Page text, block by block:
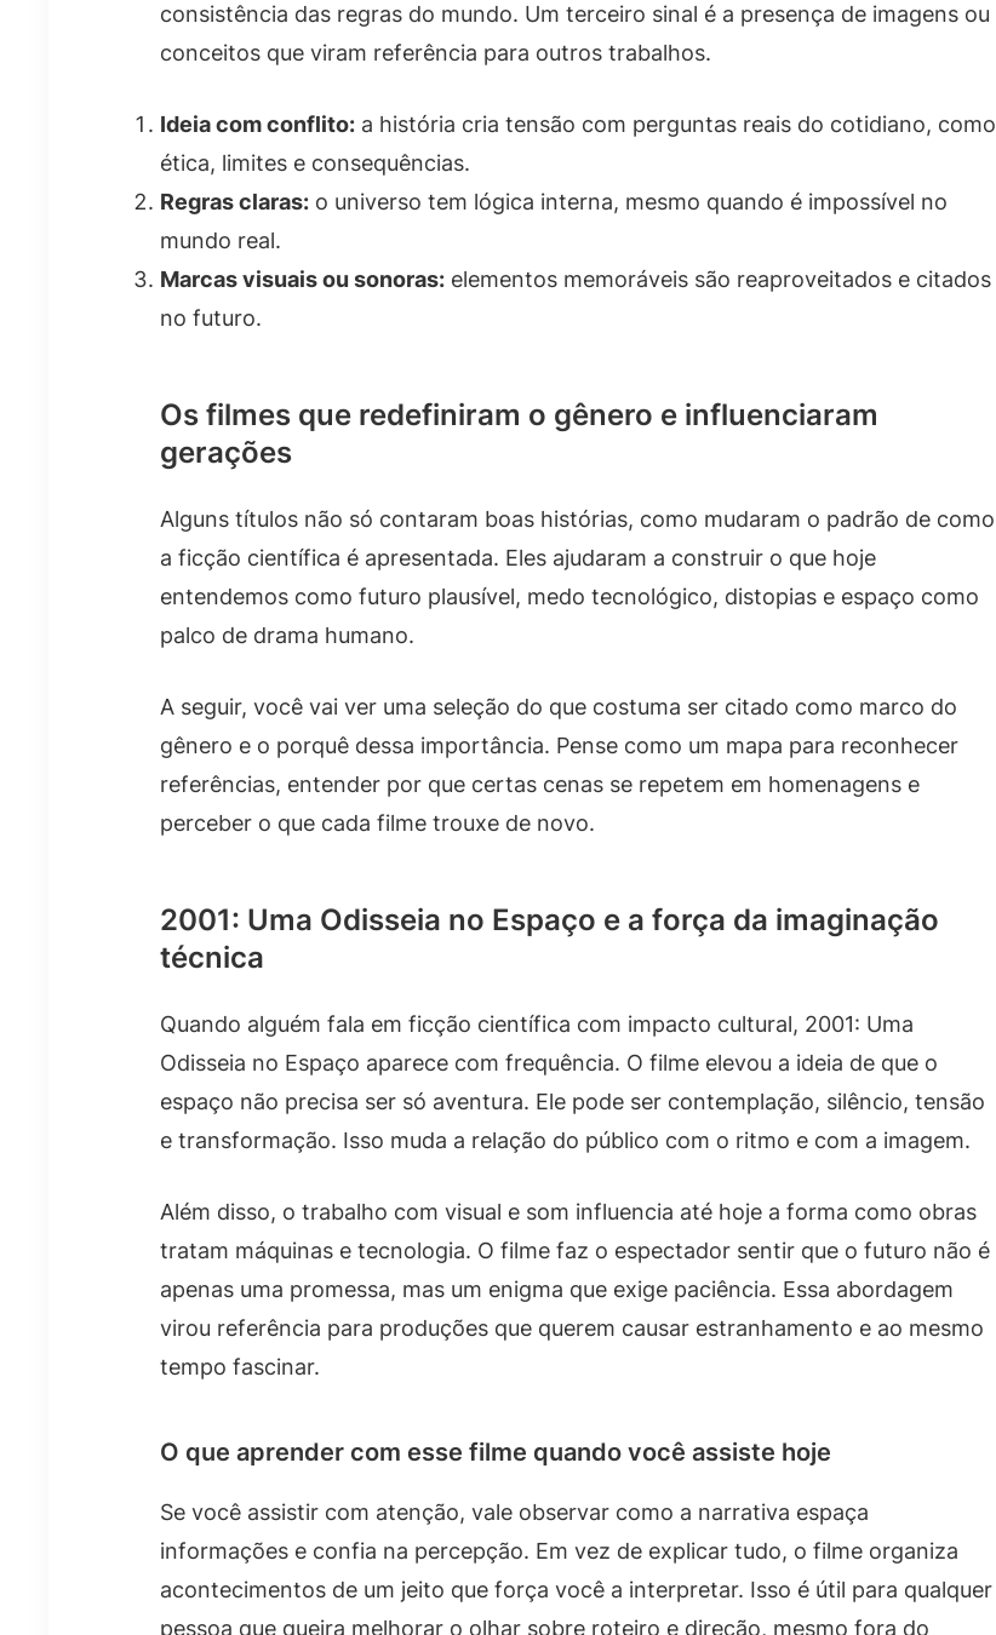
consistência das regras do mundo. Um terceiro sinal é a presença de imagens ou
conceitos que viram referência para outros trabalhos.
Ideia com conflito: a história cria tensão com perguntas reais do cotidiano, como
ética, limites e consequências.
Regras claras: o universo tem lógica interna, mesmo quando é impossível no
mundo real.
Marcas visuais ou sonoras: elementos memoráveis são reaproveitados e citados
no futuro.
Os filmes que redefiniram o gênero e influenciaram
gerações
Alguns títulos não só contaram boas histórias, como mudaram o padrão de como
a ficção científica é apresentada. Eles ajudaram a construir o que hoje
entendemos como futuro plausível, medo tecnológico, distopias e espaço como
palco de drama humano.
A seguir, você vai ver uma seleção do que costuma ser citado como marco do
gênero e o porquê dessa importância. Pense como um mapa para reconhecer
referências, entender por que certas cenas se repetem em homenagens e
perceber o que cada filme trouxe de novo.
2001: Uma Odisseia no Espaço e a força da imaginação
técnica
Quando alguém fala em ficção científica com impacto cultural, 2001: Uma
Odisseia no Espaço aparece com frequência. O filme elevou a ideia de que o
espaço não precisa ser só aventura. Ele pode ser contemplação, silêncio, tensão
e transformação. Isso muda a relação do público com o ritmo e com a imagem.
Além disso, o trabalho com visual e som influencia até hoje a forma como obras
tratam máquinas e tecnologia. O filme faz o espectador sentir que o futuro não é
apenas uma promessa, mas um enigma que exige paciência. Essa abordagem
virou referência para produções que querem causar estranhamento e ao mesmo
tempo fascinar.
O que aprender com esse filme quando você assiste hoje
Se você assistir com atenção, vale observar como a narrativa espaça
informações e confia na percepção. Em vez de explicar tudo, o filme organiza
acontecimentos de um jeito que força você a interpretar. Isso é útil para qualquer
pessoa que queira melhorar o olhar sobre roteiro e direção, mesmo fora do